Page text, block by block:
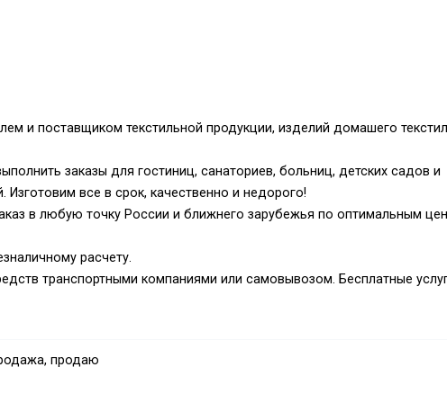
и поставщиком текстильной продукции, изделий домашего
заказы для гостиниц, санаториев, больниц, детских садов и
все в срок, качественно и недорого!
в любую точку России и ближнего зарубежья по оптимальным
расчету.
транспортными компаниями или самовывозом. Бесплатные
решения по ценам, ассортименту, а также обеспечим
спроса наших клиентов и поставляем разноплановую
продаю